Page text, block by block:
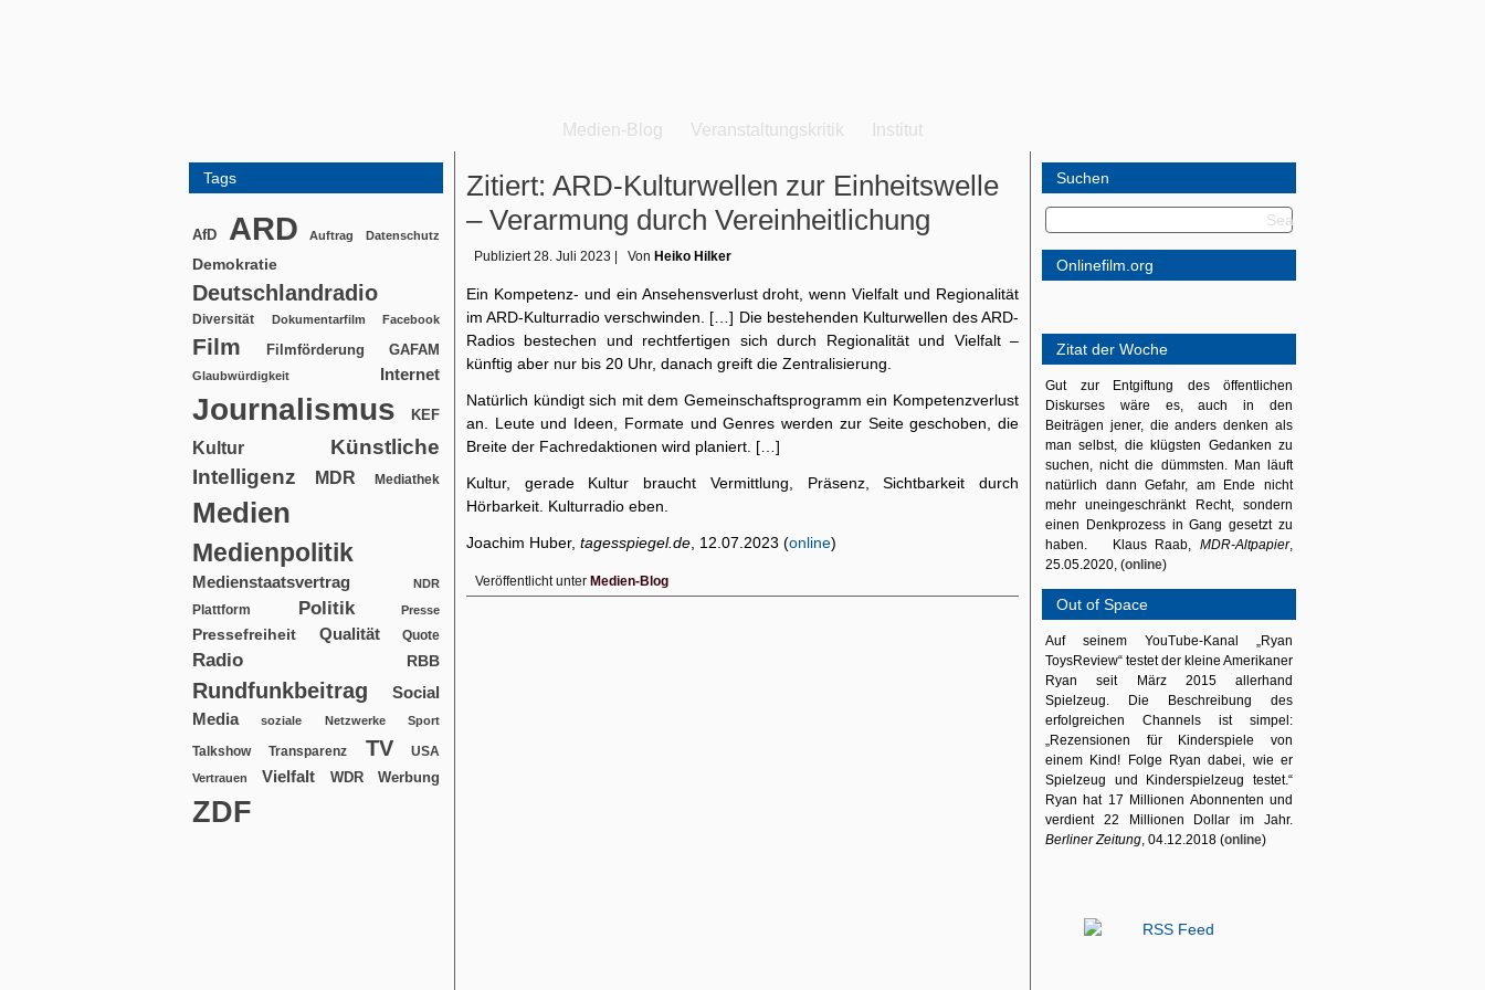
Medien-Blog Veranstaltungskritik Institut
Tags
AfD ARD Auftrag Datenschutz
Demokratie
Deutschlandradio
Diversität Dokumentarfilm Facebook
Film Filmförderung GAFAM
Glaubwürdigkeit Internet
Journalismus KEF
Kultur
Künstliche
Intelligenz
MDR Mediathek
Medien
Medienpolitik
Medienstaatsvertrag NDR
Plattform Politik Presse
Pressefreiheit Qualität Quote
Radio RBB
Rundfunkbeitrag
Social
Media
soziale Netzwerke Sport
Talkshow Transparenz TV USA
Vertrauen Vielfalt WDR Werbung
ZDF
Zitiert: ARD-Kulturwellen zur Einheitswelle
– Verarmung durch Vereinheitlichung
Publiziert 28. Juli 2023 Von Heiko Hilker
Ein Kompetenz- und ein Ansehensverlust droht, wenn Vielfalt und Regionalität
im ARD-Kulturradio verschwinden. […] Die bestehenden Kulturwellen des ARD-
Radios bestechen und rechtfertigen sich durch Regionalität und Vielfalt –
künftig aber nur bis 20 Uhr, danach greift die Zentralisierung.
Natürlich kündigt sich mit dem Gemeinschaftsprogramm ein Kompetenzverlust
an. Leute und Ideen, Formate und Genres werden zur Seite geschoben, die
Breite der Fachredaktionen wird planiert. […]
Kultur, gerade Kultur braucht Vermittlung, Präsenz, Sichtbarkeit durch
Hörbarkeit. Kulturradio eben.
Joachim Huber, tagesspiegel.de , 12.07.2023 (online)
Veröffentlicht unter Medien-Blog
Suchen
Onlinefilm.org
Zitat der Woche
Gut zur Entgiftung des öffentlichen
Diskurses wäre es, auch in den
Beiträgen jener, die anders denken als
man selbst, die klügsten Gedanken zu
suchen, nicht die dümmsten. Man läuft
natürlich dann Gefahr, am Ende nicht
mehr uneingeschränkt Recht, sondern
einen Denkprozess in Gang gesetzt zu
haben. Klaus Raab, MDR-Altpapier,
25.05.2020, (online)
Out of Space
Auf seinem YouTube-Kanal „Ryan
ToysReview“ testet der kleine Amerikaner
Ryan seit März 2015 allerhand
Spielzeug. Die Beschreibung des
erfolgreichen Channels ist simpel:
„Rezensionen für Kinderspiele von
einem Kind! Folge Ryan dabei, wie er
Spielzeug und Kinderspielzeug testet.“
Ryan hat 17 Millionen Abonnenten und
verdient 22 Millionen Dollar im Jahr.
Berliner Zeitung, 04.12.2018 (online)